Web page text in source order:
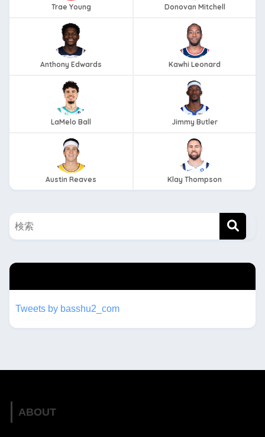
Trae Young Donovan Mitchell
Anthony Edwards Kawhi Leonard
LaMelo Ball Jimmy Butler
Austin Reaves Klay Thompson
Tweets by basshu2_com
ABOUT